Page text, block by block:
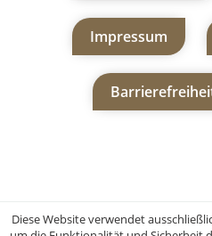
Diese Website verwendet
Impressum